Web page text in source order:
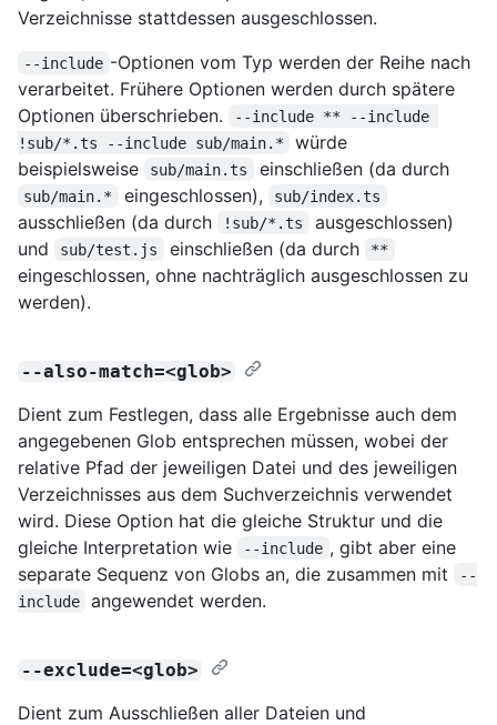
Verzeichnisse stattdessen ausgeschlossen.
--include -Optionen vom Typ werden der Reihe nach
verarbeitet. Frühere Optionen werden durch spätere
Optionen überschrieben.
--include ** --include
!sub/*.ts --include sub/main.*
würde
beispielsweise
sub/main.ts einschließen (da durch
sub/main.* eingeschlossen), sub/index.ts
ausschließen (da durch !sub/*.ts
ausgeschlossen)
und
sub/test.js einschließen (da durch **
eingeschlossen, ohne nachträglich ausgeschlossen zu
werden).
--also-match=<glob>
Dient zum Festlegen, dass alle Ergebnisse auch dem
angegebenen Glob entsprechen müssen, wobei der
relative Pfad der jeweiligen Datei und des jeweiligen
Verzeichnisses aus dem Suchverzeichnis verwendet
wird. Diese Option hat die gleiche Struktur und die
gleiche Interpretation wie
--include , gibt aber eine
separate Sequenz von Globs an, die zusammen mit
--
include
angewendet werden.
--exclude=<glob>
Dient zum Ausschließen aller Dateien und